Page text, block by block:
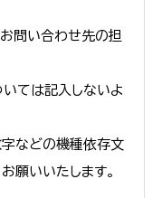
問い合わせ先の担
ては記入しないよ
などの機種依存文
願いいたします。